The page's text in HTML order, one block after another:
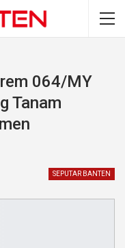
064/MY
Tanam
SEPUTAR BANTEN